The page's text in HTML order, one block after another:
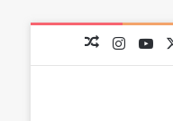
‫X
‫YouTubeانستقراممقال عشوائي